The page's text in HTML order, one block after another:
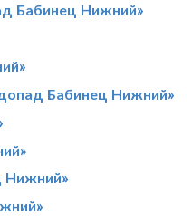
Бабинец Нижний»
Бабинец Нижний»
Нижний»